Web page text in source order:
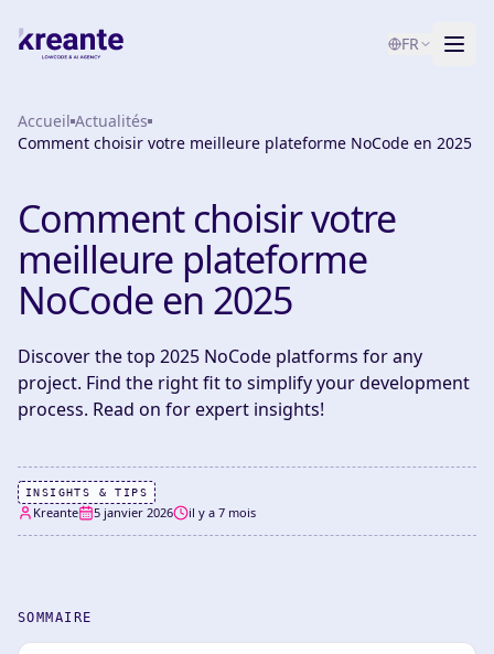
FR
Services
À propos
Test de maturité IA
Accueil Actualités
Comment choisir votre meilleure plateforme NoCode en 2025
Comment choisir votre
meilleure plateforme
NoCode en 2025
Discover the top 2025 NoCode platforms for any
project. Find the right fit to simplify your development
process. Read on for expert insights!
INSIGHTS & TIPS
Kreante 5 janvier 2026 il y a 7 mois
SOMMAIRE